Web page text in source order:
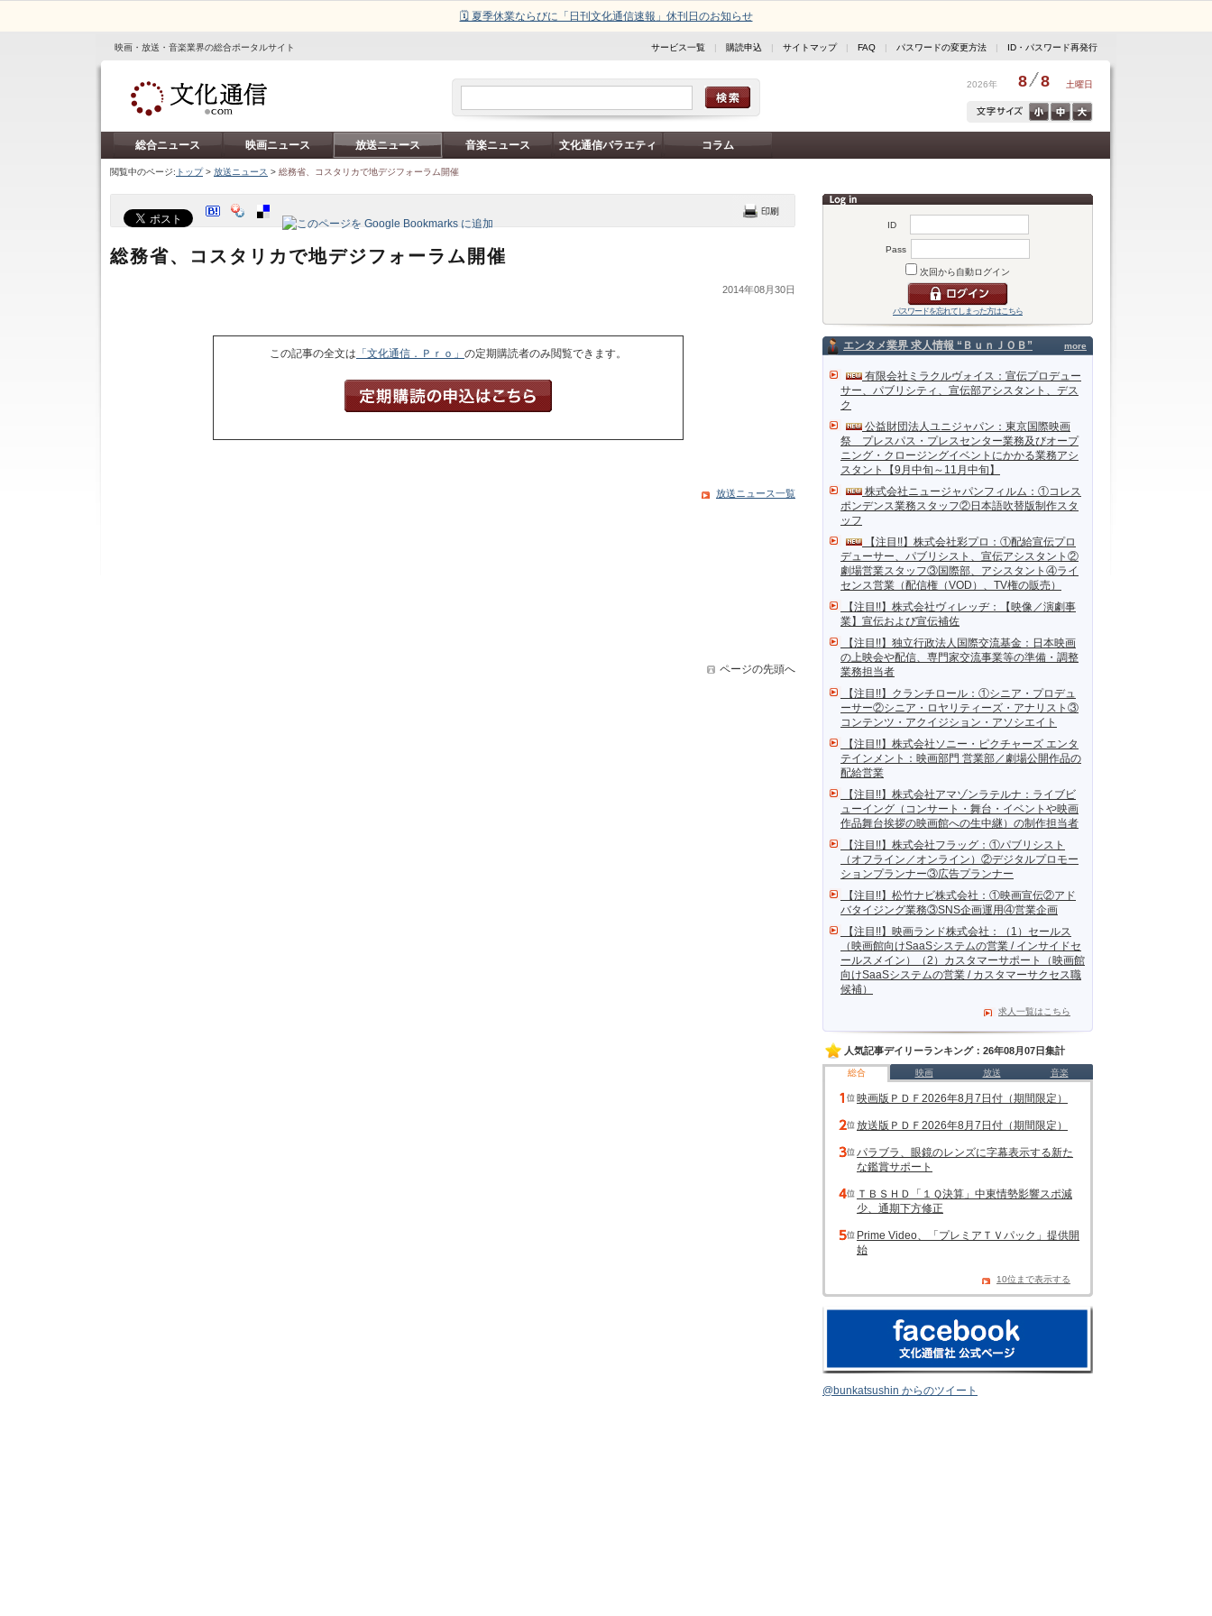
🗓️ 夏季休業ならびに「日刊文化通信速報」休刊日のお知らせ
映画・放送・音楽業界の総合ポータルサイト サービス一覧 | 購読申込 | サイトマップ| FAQ | パスワードの変更方法 | ID・パスワード再発行
2026年 8 8 土曜日
総合ニュース 映画ニュース 放送ニュース 音楽ニュース 文化通信バラエティ コラム
閲覧中のページ: トップ> 放送ニュース > 総務省、コスタリカで地デジフォーラム開催
ID
Pass
次回から自動ログイン
パスワードを忘れてしまった方はこちら
more
エンタメ業界 求人情報 “ＢｕｎＪＯＢ”
有限会社ミラクルヴォイス：宣伝プロデュー
サー、パブリシティ、宣伝部アシスタント、デス
ク
公益財団法人ユニジャパン：東京国際映画
祭 プレスパス・プレスセンター業務及びオープ
ニング・クロージングイベントにかかる業務アシ
スタント【9月中旬～11月中旬】
株式会社ニュージャパンフィルム：①コレス
ポンデンス業務スタッフ②日本語吹替版制作スタ
ッフ
【注目!!】株式会社彩プロ：①配給宣伝プロ
デューサー、パブリシスト、宣伝アシスタント②
劇場営業スタッフ③国際部、アシスタント④ライ
センス営業（配信権（VOD）、TV権の販売）
【注目!!】株式会社ヴィレッヂ：【映像／演劇事
業】宣伝および宣伝補佐
【注目!!】独立行政法人国際交流基金：日本映画
の上映会や配信、専門家交流事業等の準備・調整
業務担当者
【注目!!】クランチロール：①シニア・プロデュ
ーサー②シニア・ロヤリティーズ・アナリスト③
コンテンツ・アクイジション・アソシエイト
【注目!!】株式会社ソニー・ピクチャーズ エンタ
テインメント：映画部門 営業部／劇場公開作品の
配給営業
【注目!!】株式会社アマゾンラテルナ：ライブビ
ューイング（コンサート・舞台・イベントや映画
作品舞台挨拶の映画館への生中継）の制作担当者
【注目!!】株式会社フラッグ：①パブリシスト
（オフライン／オンライン）②デジタルプロモー
ションプランナー③広告プランナー
【注目!!】松竹ナビ株式会社：①映画宣伝②アド
バタイジング業務③SNS企画運用④営業企画
【注目!!】映画ランド株式会社：（1）セールス
（映画館向けSaaSシステムの営業 / インサイドセ
ールスメイン）（2）カスタマーサポート（映画館
向けSaaSシステムの営業 / カスタマーサクセス職
候補）
求人一覧はこちら
人気記事デイリーランキング：26年08月07日集計
総合 映画 放送 音楽
映画版ＰＤＦ2026年8月7日付（期間限定）
放送版ＰＤＦ2026年8月7日付（期間限定）
パラブラ、眼鏡のレンズに字幕表示する新た
な鑑賞サポート
ＴＢＳＨＤ「１Ｑ決算」中東情勢影響スポ減
少、通期下方修正
Prime Video、「プレミアＴＶパック」提供開
始
10位まで表示する
@bunkatsushin からのツイート
総務省、コスタリカで地デジフォーラム開催
2014年08月30日
この記事の全文は 「文化通信．Ｐｒｏ」 の定期購読者のみ閲覧できます。
放送ニュース一覧
ページの先頭へ